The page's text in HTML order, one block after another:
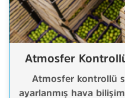
Atmosfer
Atmosfer kontrollü
ayarlanmış hava